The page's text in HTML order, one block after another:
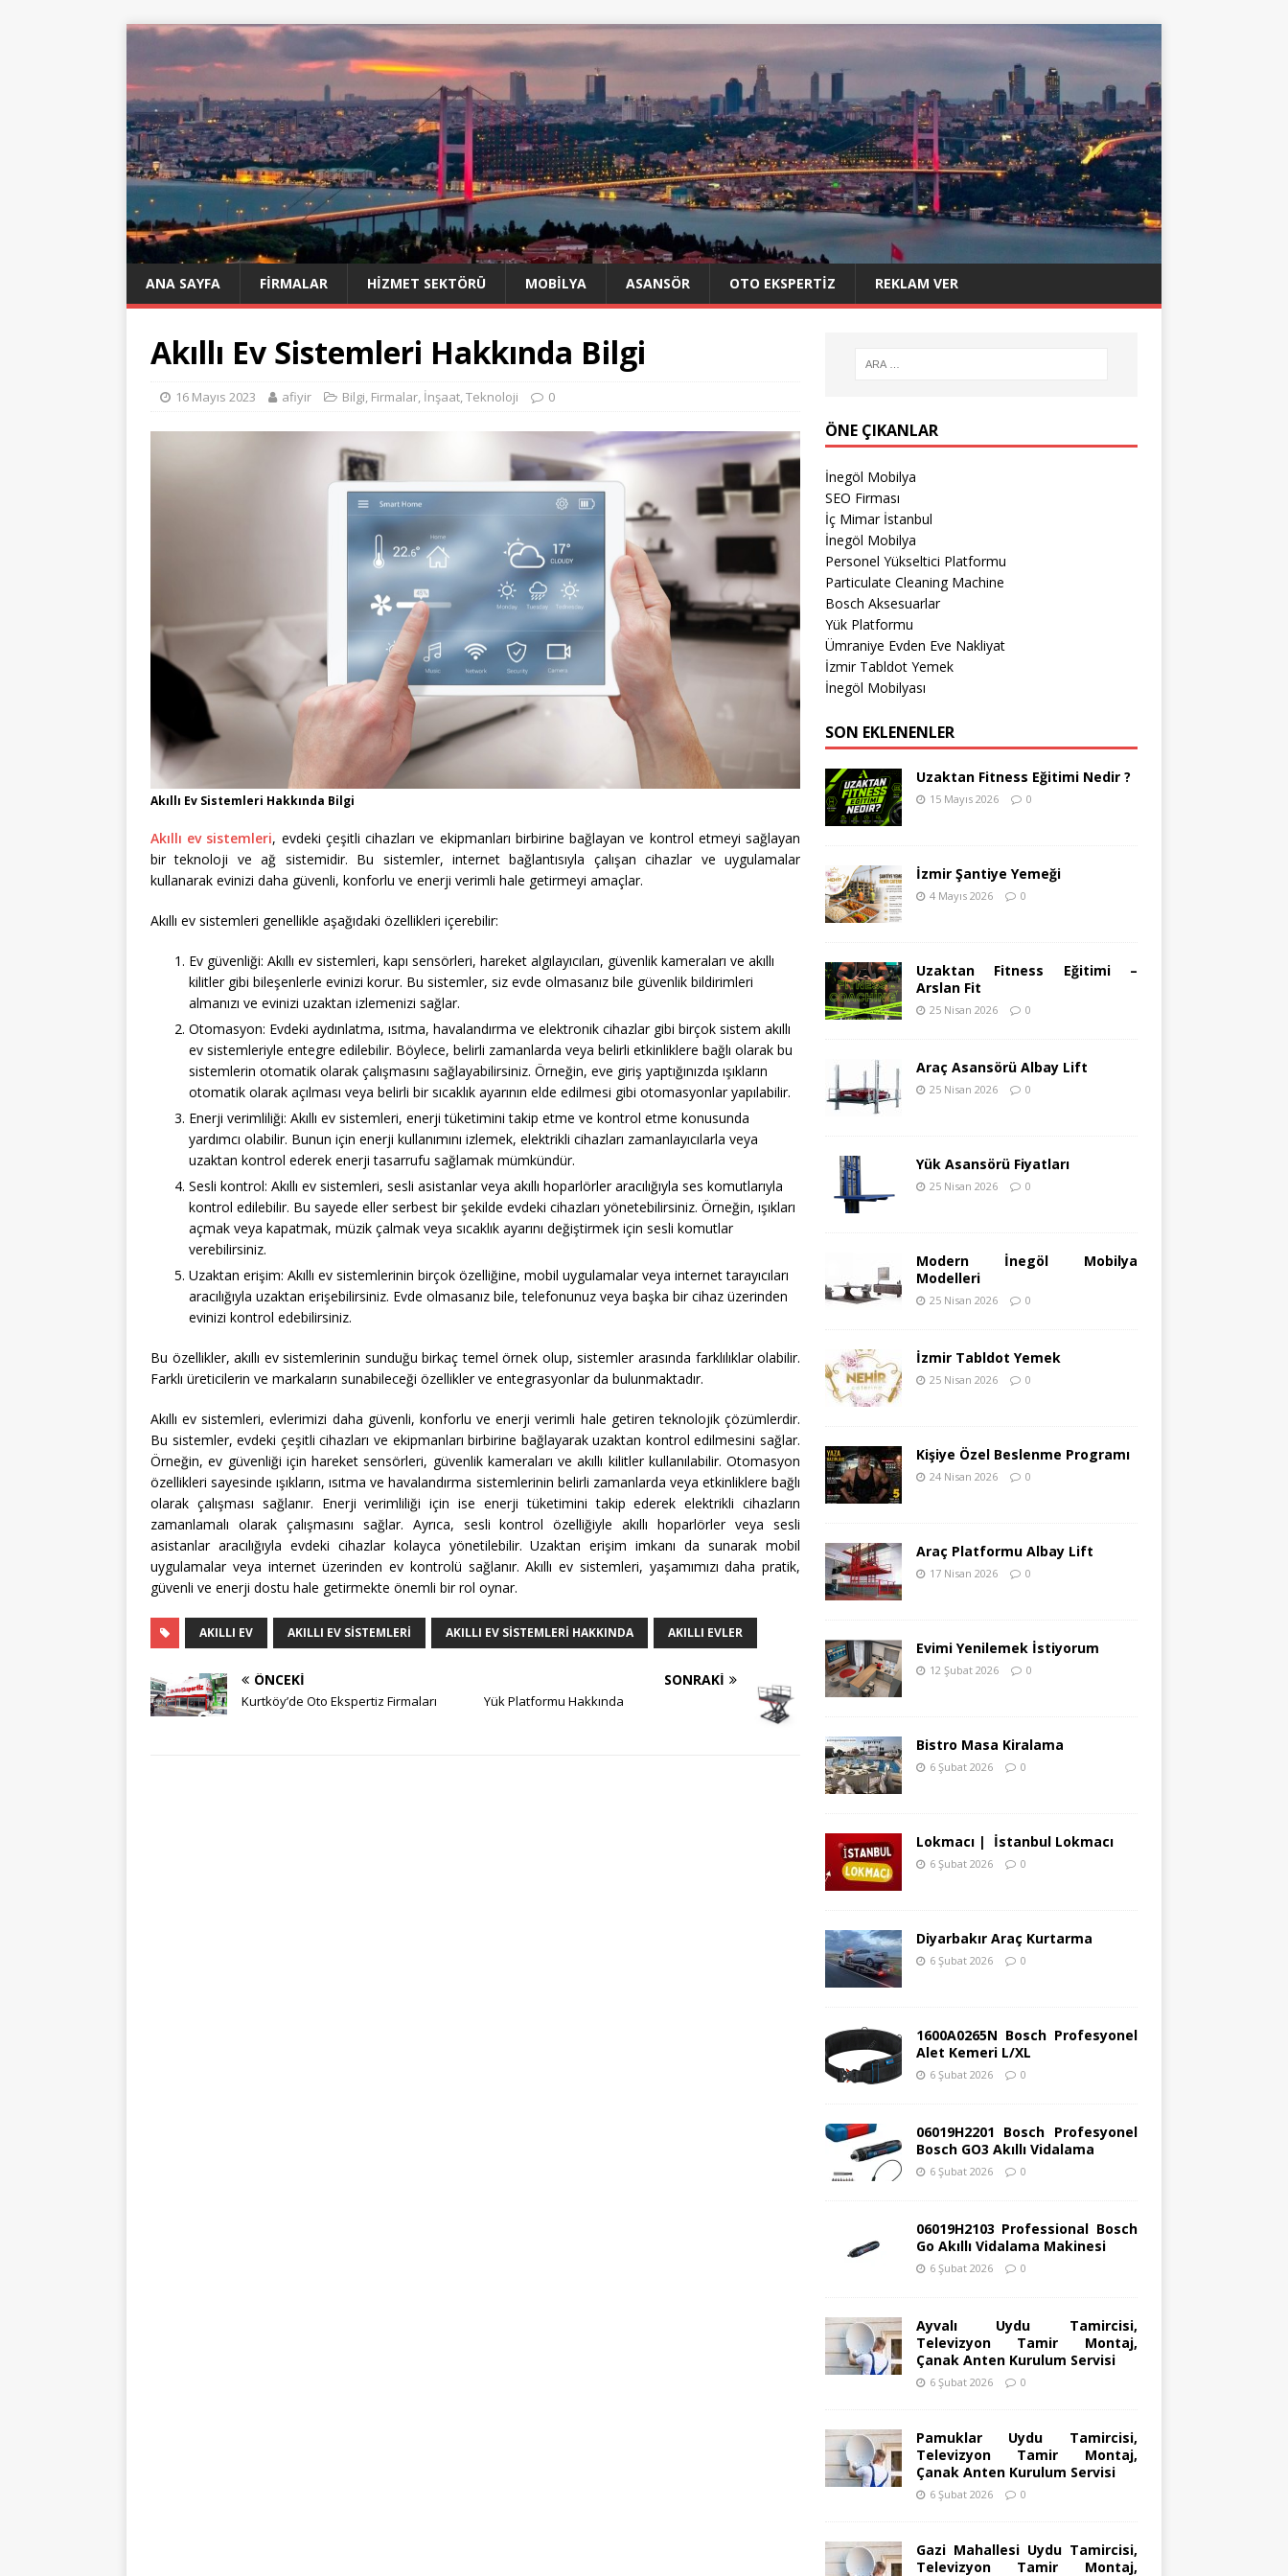
ANA SAYFA FIRMALAR HIZMET SEKTÖRÜ MOBILYA ASANSÖR OTO EKSPERTIZ REKLAM VER
Akıllı Ev Sistemleri Hakkında Bilgi
16 Mayıs 2023 afiyir Bilgi, Firmalar, İnşaat,Teknoloji 0
Akıllı Ev Sistemleri Hakkında Bilgi
Akıllı ev sistemleri, evdeki çeşitli cihazları ve ekipmanları birbirine bağlayan ve kontrol etmeyi sağlayan
bir teknoloji ve ağ sistemidir. Bu sistemler, internet bağlantısıyla çalışan cihazlar ve uygulamalar
kullanarak evinizi daha güvenli, konforlu ve enerji verimli hale getirmeyi amaçlar.
Akıllı ev sistemleri genellikle aşağıdaki özellikleri içerebilir:
Ev güvenliği: Akıllı ev sistemleri, kapı sensörleri, hareket algılayıcıları, güvenlik kameraları ve akıllı
kilitler gibi bileşenlerle evinizi korur. Bu sistemler, siz evde olmasanız bile güvenlik bildirimleri
almanızı ve evinizi uzaktan izlemenizi sağlar.
Otomasyon: Evdeki aydınlatma, ısıtma, havalandırma ve elektronik cihazlar gibi birçok sistem akıllı
ev sistemleriyle entegre edilebilir. Böylece, belirli zamanlarda veya belirli etkinliklere bağlı olarak bu
sistemlerin otomatik olarak çalışmasını sağlayabilirsiniz. Örneğin, eve giriş yaptığınızda ışıkların
otomatik olarak açılması veya belirli bir sıcaklık ayarının elde edilmesi gibi otomasyonlar yapılabilir.
Enerji verimliliği: Akıllı ev sistemleri, enerji tüketimini takip etme ve kontrol etme konusunda
yardımcı olabilir. Bunun için enerji kullanımını izlemek, elektrikli cihazları zamanlayıcılarla veya
uzaktan kontrol ederek enerji tasarrufu sağlamak mümkündür.
Sesli kontrol: Akıllı ev sistemleri, sesli asistanlar veya akıllı hoparlörler aracılığıyla ses komutlarıyla
kontrol edilebilir. Bu sayede eller serbest bir şekilde evdeki cihazları yönetebilirsiniz. Örneğin, ışıkları
açmak veya kapatmak, müzik çalmak veya sıcaklık ayarını değiştirmek için sesli komutlar
verebilirsiniz.
Uzaktan erişim: Akıllı ev sistemlerinin birçok özelliğine, mobil uygulamalar veya internet tarayıcıları
aracılığıyla uzaktan erişebilirsiniz. Evde olmasanız bile, telefonunuz veya başka bir cihaz üzerinden
evinizi kontrol edebilirsiniz.
Bu özellikler, akıllı ev sistemlerinin sunduğu birkaç temel örnek olup, sistemler arasında farklılıklar olabilir.
Farklı üreticilerin ve markaların sunabileceği özellikler ve entegrasyonlar da bulunmaktadır.
Akıllı ev sistemleri, evlerimizi daha güvenli, konforlu ve enerji verimli hale getiren teknolojik çözümlerdir.
Bu sistemler, evdeki çeşitli cihazları ve ekipmanları birbirine bağlayarak uzaktan kontrol edilmesini sağlar.
Örneğin, ev güvenliği için hareket sensörleri, güvenlik kameraları ve akıllı kilitler kullanılabilir. Otomasyon
özellikleri sayesinde ışıkların, ısıtma ve havalandırma sistemlerinin belirli zamanlarda veya etkinliklere bağlı
olarak çalışması sağlanır. Enerji verimliliği için ise enerji tüketimini takip ederek elektrikli cihazların
zamanlamalı olarak çalışmasını sağlar. Ayrıca, sesli kontrol özelliğiyle akıllı hoparlörler veya sesli
asistanlar aracılığıyla evdeki cihazlar kolayca yönetilebilir. Uzaktan erişim imkanı da sunarak mobil
uygulamalar veya internet üzerinden ev kontrolü sağlanır. Akıllı ev sistemleri, yaşamımızı daha pratik,
güvenli ve enerji dostu hale getirmekte önemli bir rol oynar.
AKILLI EV AKILLI EV SISTEMLERI AKILLI EV SISTEMLERI HAKKINDA AKILLI EVLER
ÖNCEKI
Kurtköy’de Oto Ekspertiz Firmaları
SONRAKI
Yük Platformu Hakkında
ÖNE ÇIKANLAR
İnegöl Mobilya
SEO Firması
İç Mimar İstanbul
İnegöl Mobilya
Personel Yükseltici Platformu
Particulate Cleaning Machine
Bosch Aksesuarlar
Yük Platformu
Ümraniye Evden Eve Nakliyat
İzmir Tabldot Yemek
İnegöl Mobilyası
SON EKLENENLER
Uzaktan Fitness Eğitimi Nedir ?
15 Mayıs 2026 0
İzmir Şantiye Yemeği
4 Mayıs 2026 0
Uzaktan Fitness Eğitimi –
Arslan Fit
25 Nisan 2026 0
Araç Asansörü Albay Lift
25 Nisan 2026 0
Yük Asansörü Fiyatları
25 Nisan 2026 0
Modern İnegöl Mobilya
Modelleri
25 Nisan 2026 0
İzmir Tabldot Yemek
25 Nisan 2026 0
Kişiye Özel Beslenme Programı
24 Nisan 2026 0
Araç Platformu Albay Lift
17 Nisan 2026 0
Evimi Yenilemek İstiyorum
12 Şubat 2026 0
Bistro Masa Kiralama
6 Şubat 2026 0
Lokmacı | İstanbul Lokmacı
6 Şubat 2026 0
Diyarbakır Araç Kurtarma
6 Şubat 2026 0
1600A0265N Bosch Profesyonel
Alet Kemeri L/XL
6 Şubat 2026 0
06019H2201 Bosch Profesyonel
Bosch GO3 Akıllı Vidalama
6 Şubat 2026 0
06019H2103 Professional Bosch
Go Akıllı Vidalama Makinesi
6 Şubat 2026 0
Ayvalı Uydu Tamircisi,
Televizyon Tamir Montaj,
Çanak Anten Kurulum Servisi
6 Şubat 2026 0
Pamuklar Uydu Tamircisi,
Televizyon Tamir Montaj,
Çanak Anten Kurulum Servisi
6 Şubat 2026 0
Gazi Mahallesi Uydu Tamircisi,
Televizyon Tamir Montaj,